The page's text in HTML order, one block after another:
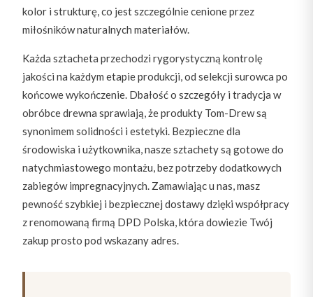
kolor i strukturę, co jest szczególnie cenione przez
miłośników naturalnych materiałów.
Każda sztacheta przechodzi rygorystyczną kontrolę
jakości na każdym etapie produkcji, od selekcji surowca po
końcowe wykończenie. Dbałość o szczegóły i tradycja w
obróbce drewna sprawiają, że produkty Tom-Drew są
synonimem solidności i estetyki. Bezpieczne dla
środowiska i użytkownika, nasze sztachety są gotowe do
natychmiastowego montażu, bez potrzeby dodatkowych
zabiegów impregnacyjnych. Zamawiając u nas, masz
pewność szybkiej i bezpiecznej dostawy dzięki współpracy
z renomowaną firmą DPD Polska, która dowiezie Twój
zakup prosto pod wskazany adres.